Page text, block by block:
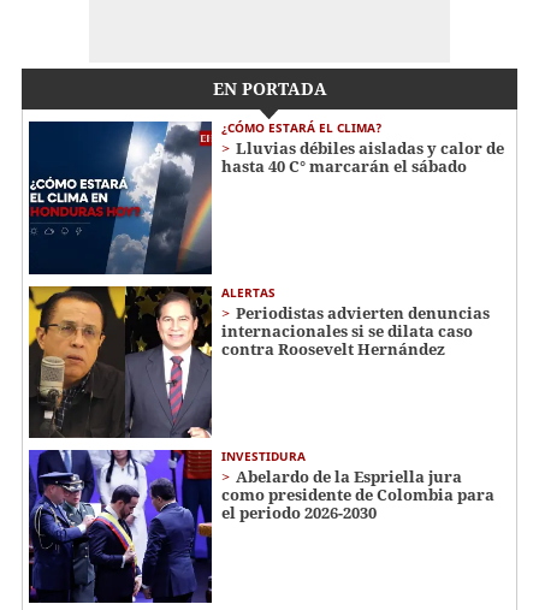
EN PORTADA
¿CÓMO ESTARÁ EL CLIMA?
Lluvias débiles aisladas y calor de
hasta 40 C° marcarán el sábado
ALERTAS
Periodistas advierten denuncias
internacionales si se dilata caso
contra Roosevelt Hernández
INVESTIDURA
Abelardo de la Espriella jura
como presidente de Colombia para
el periodo 2026-2030